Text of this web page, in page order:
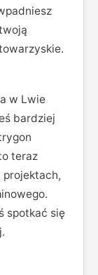
w Lwie
bardziej
teraz
projektach,
spotkać się